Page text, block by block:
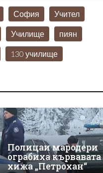
София Учител
Училище пиян
130 училище
Полицаи мародери
ограбиха кървавата
хижа „Петрохан“